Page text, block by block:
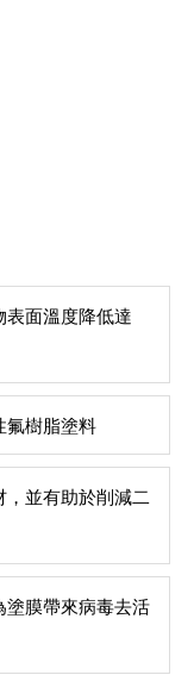
面溫度降低達
氟樹脂塗料
並有助於削減二
膜帶來病毒去活